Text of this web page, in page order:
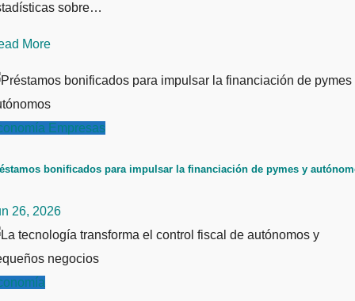
sobre…
More
Empresas
bonificados para impulsar la financiación de pymes y
26, 2026